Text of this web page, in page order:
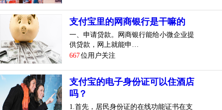
支付宝里的网商银行是干嘛的
一、申请贷款。网商银行能给小微企业提
供贷款，网上就能申…
667位用户关注
支付宝的电子身份证可以住酒店
吗？
1.首先，居民身份证的在线功能证书在支